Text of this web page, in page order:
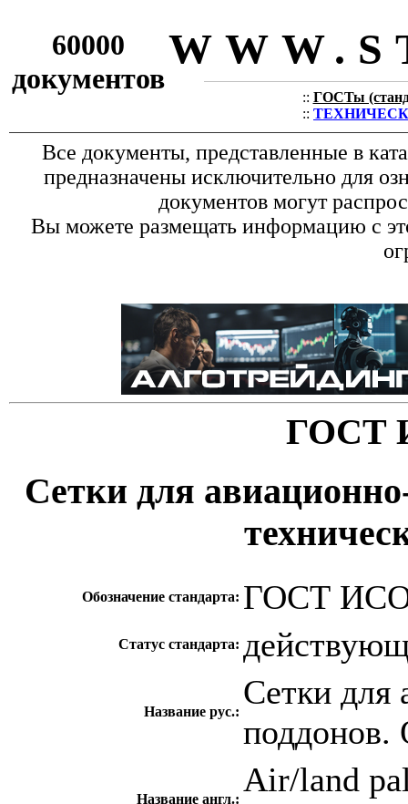
60000
документов
:: ГОСТы
::
Все документы, представленные в
предназначены исключительно для
документов могут
Вы можете размещать информацию с
ГОСТ
Сетки для
Обозначение стандарта: ГОСТ ИСО
Статус стандарта:
Название рус.:
Сетки для
поддонов.
Название англ.:
Air/land